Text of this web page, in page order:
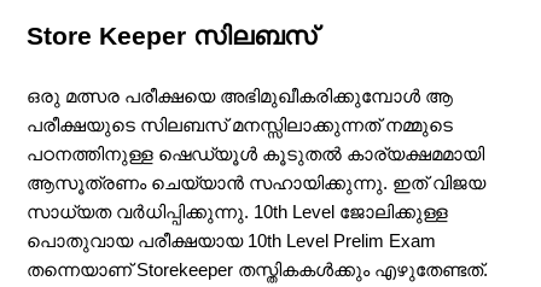
Store Keeper സിലബസ്
ഒരു മത്സര പരീക്ഷയെ അഭിമുഖീകരിക്കുമ്പോൾ ആ
പരീക്ഷയുടെ സിലബസ് മനസ്സിലാക്കുന്നത് നമ്മുടെ
പഠനത്തിനുള്ള ഷെഡ്യൂൾ കൂടുതൽ കാര്യക്ഷമമായി
ആസൂത്രണം ചെയ്യാൻ സഹായിക്കുന്നു. ഇത് വിജയ
സാധ്യത വർധിപ്പിക്കുന്നു. 10th Level ജോലിക്കുള്ള
പൊതുവായ പരീക്ഷയായ 10th Level Prelim Exam
തന്നെയാണ് Storekeeper തസ്തികകൾക്കും എഴുതേണ്ടത്.